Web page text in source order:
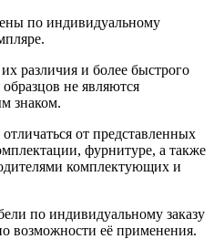
по индивидуальному
различия и более быстрого
не являются
знаком.
от представленных
фурнитуре, а также
комплектующих и
по индивидуальному заказу
возможности её применения.